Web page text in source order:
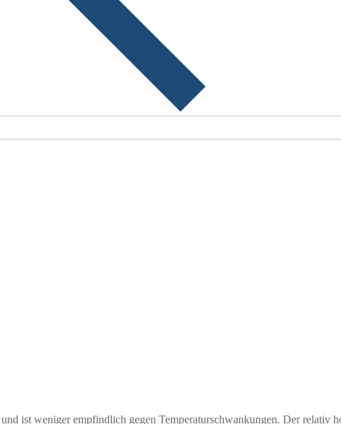
ist weniger empfindlich gegen Temperaturschwankungen. Der relativ